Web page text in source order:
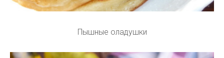
Пышные оладушки